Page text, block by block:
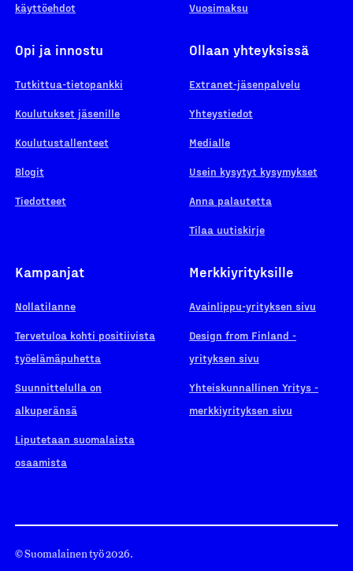
käyttöehdot
Vuosimaksu
Opi ja innostu
Tutkittua-tietopankki
Koulutukset jäsenille
Koulutustallenteet
Blogit
Tiedotteet
Ollaan yhteyksissä
Extranet-jäsenpalvelu
Yhteystiedot
Medialle
Usein kysytyt kysymykset
Anna palautetta
Tilaa uutiskirje
Kampanjat
Nollatilanne
Tervetuloa kohti positiivista
työelämäpuhetta
Suunnittelulla on
alkuperänsä
Liputetaan suomalaista
osaamista
Merkkiyrityksille
Avainlippu-yrityksen sivu
Design from Finland -
yrityksen sivu
Yhteiskunnallinen Yritys -
merkkiyrityksen sivu
© Suomalainen työ 2026.